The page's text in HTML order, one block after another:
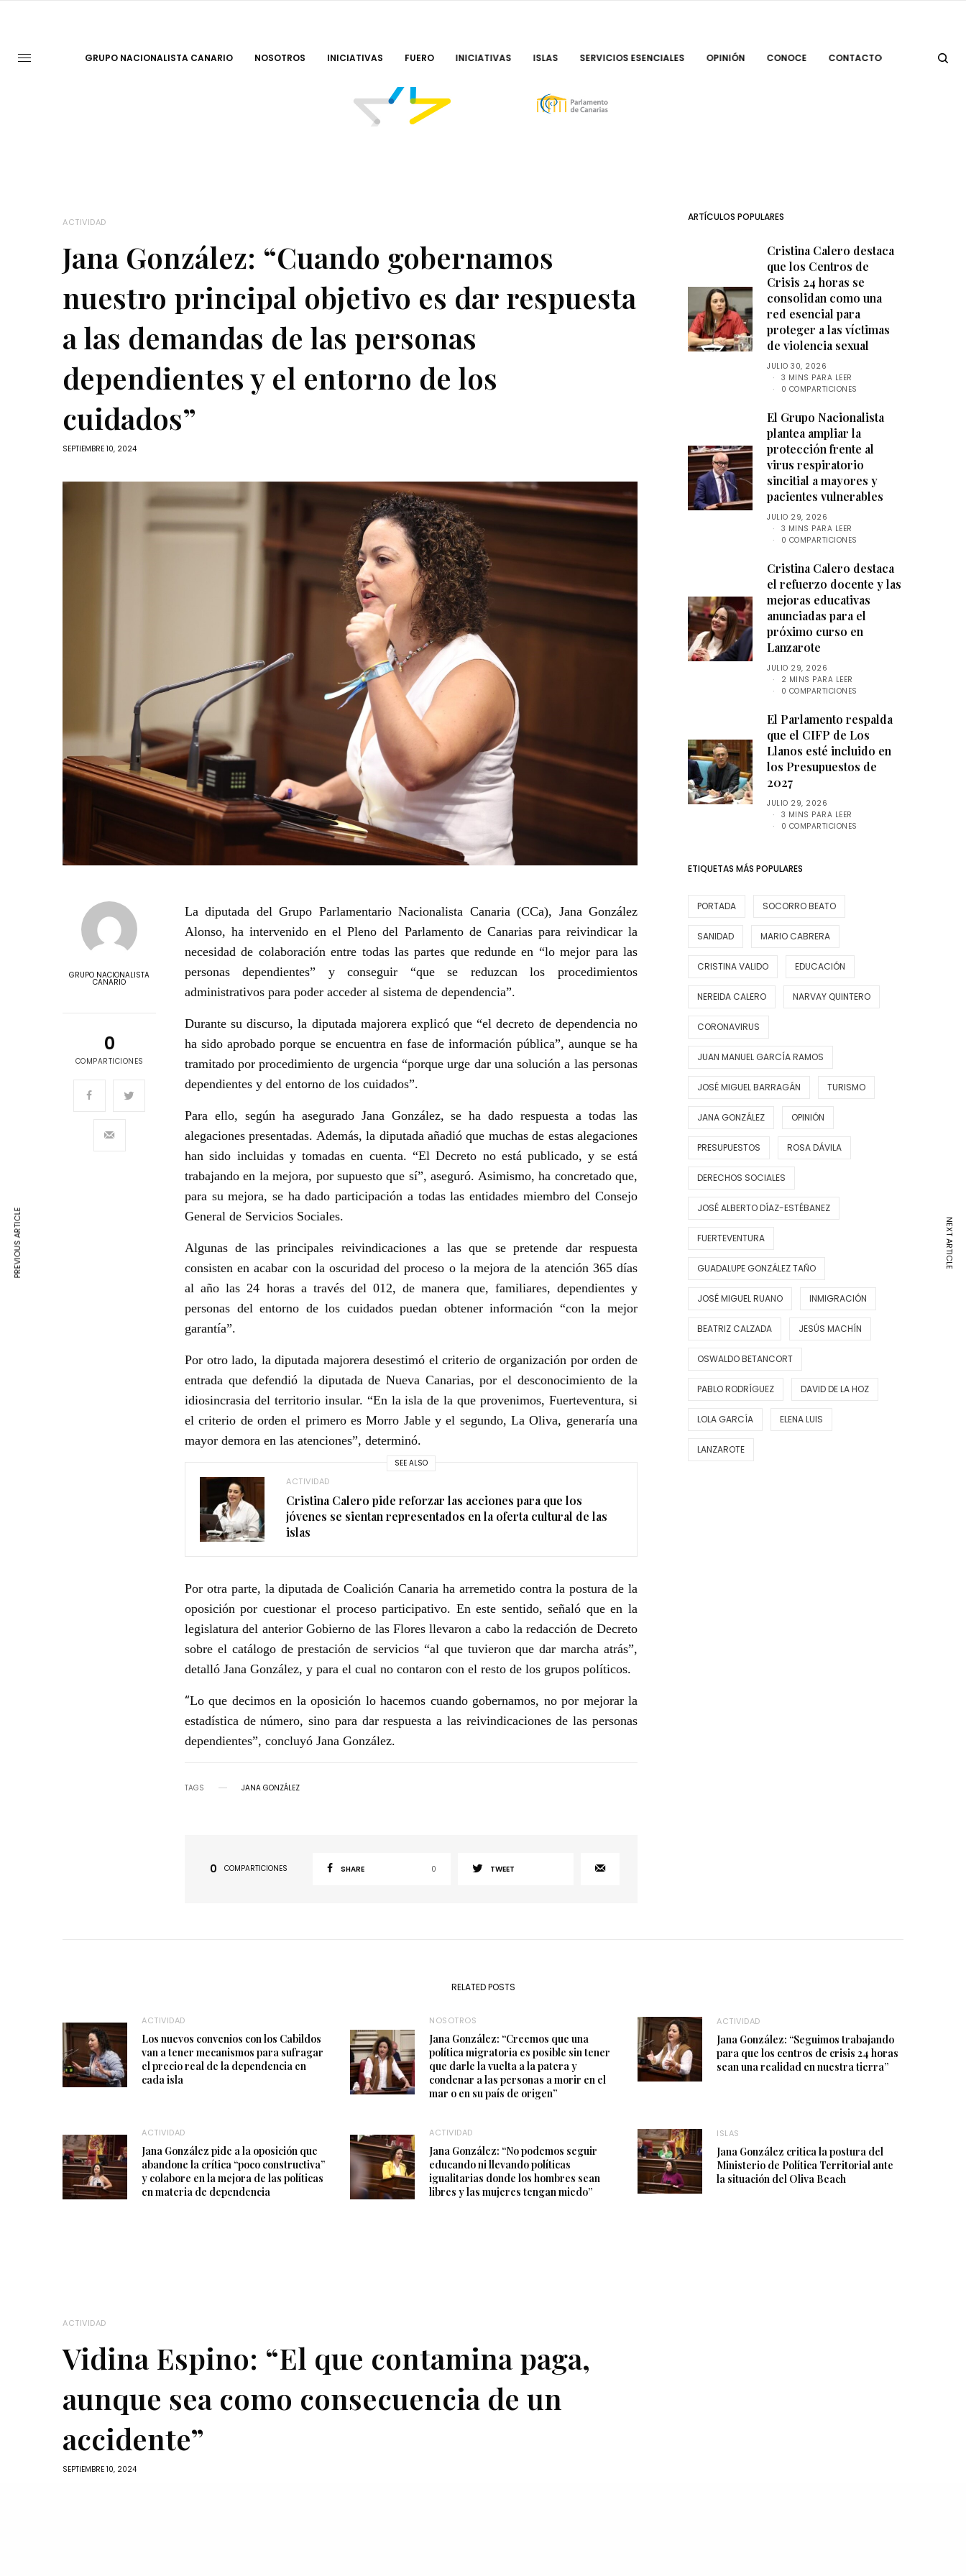
GRUPO NACIONALISTA CANARIO NOSOTROS INICIATIVAS FUERO INICIATIVAS ISLAS SERVICIOS ESENCIALES OPINIÓN CONOCE CONTACTO
ACTIVIDAD
Jana González: “Cuando gobernamos
nuestro principal objetivo es dar respuesta
a las demandas de las personas
dependientes y el entorno de los
cuidados”
SEPTIEMBRE 10, 2024
GRUPO NACIONALISTA
CANARIO
0
COMPARTICIONES
La diputada del Grupo Parlamentario Nacionalista Canaria (CCa), Jana González
Alonso, ha intervenido en el Pleno del Parlamento de Canarias para reivindicar la
necesidad de colaboración entre todas las partes que redunde en “lo mejor para las
personas dependientes” y conseguir “que se reduzcan los procedimientos
administrativos para poder acceder al sistema de dependencia”.
Durante su discurso, la diputada majorera explicó que “el decreto de dependencia no
ha sido aprobado porque se encuentra en fase de información pública”, aunque se ha
tramitado por procedimiento de urgencia “porque urge dar una solución a las personas
dependientes y del entorno de los cuidados”.
Para ello, según ha asegurado Jana González, seha dado respuesta a todas las
alegaciones presentadas. Además, la diputada añadió que muchas de estas alegaciones
han sido incluidas y tomadas en cuenta. “El Decreto no está publicado, y se está
trabajando en la mejora, por supuesto que sí”, aseguró. Asimismo, ha concretado que,
para su mejora, se ha dado participación a todas las entidades miembro del Consejo
General de Servicios Sociales.
Algunas de las principales reivindicaciones a las que se pretende dar respuesta
consisten en acabar con la oscuridad del proceso o la mejora de la atención 365 días
al año las 24 horas a través del 012, de manera que, familiares, dependientes y
personas del entorno de los cuidados puedan obtener información “con la mejor
garantía”.
Por otro lado, la diputada majorera desestimó el criterio de organización por orden de
entrada que defendió la diputada de Nueva Canarias, por el desconocimiento de la
idiosincrasia del territorio insular. “En la isla de la que provenimos, Fuerteventura, si
el criterio de orden el primero es Morro Jable y el segundo, La Oliva, generaría una
mayor demora en las atenciones”, determinó.
SEE ALSO
ACTIVIDAD
Cristina Calero pide reforzar las acciones para que los
jóvenes se sientan representados en la oferta cultural de las
islas
Por otra parte, la diputada de Coalición Canaria ha arremetido contra la postura de la
oposición por cuestionar el proceso participativo. En este sentido, señaló que en la
legislatura del anterior Gobierno de las Flores llevaron a cabo la redacción de Decreto
sobre el catálogo de prestación de servicios “al que tuvieron que dar marcha atrás”,
detalló Jana González, y para el cual no contaron con el resto de los grupos políticos.
“Lo que decimos en la oposición lo hacemos cuando gobernamos, no por mejorar la
estadística de número, sino para dar respuesta a las reivindicaciones de las personas
dependientes”, concluyó Jana González.
TAGS JANA GONZÁLEZ
0 COMPARTICIONES SHARE 0 TWEET
ARTÍCULOS POPULARES
Cristina Calero destaca
que los Centros de
Crisis 24 horas se
consolidan como una
red esencial para
proteger a las víctimas
de violencia sexual
JULIO 30, 2026
3 MINS PARA LEER
0 COMPARTICIONES
El Grupo Nacionalista
plantea ampliar la
protección frente al
virus respiratorio
sincitial a mayores y
pacientes vulnerables
JULIO 29, 2026
3 MINS PARA LEER
0 COMPARTICIONES
Cristina Calero destaca
el refuerzo docente y las
mejoras educativas
anunciadas para el
próximo curso en
Lanzarote
JULIO 29, 2026
2 MINS PARA LEER
0 COMPARTICIONES
El Parlamento respalda
que el CIFP de Los
Llanos esté incluido en
los Presupuestos de
2027
JULIO 29, 2026
3 MINS PARA LEER
0 COMPARTICIONES
ETIQUETAS MÁS POPULARES
PORTADA SOCORRO BEATO
SANIDAD MARIO CABRERA
CRISTINA VALIDO EDUCACIÓN
NEREIDA CALERO NARVAY QUINTERO
CORONAVIRUS
JUAN MANUEL GARCÍA RAMOS
JOSÉ MIGUEL BARRAGÁN TURISMO
JANA GONZÁLEZ OPINIÓN
PRESUPUESTOS ROSA DÁVILA
DERECHOS SOCIALES
JOSÉ ALBERTO DÍAZ-ESTÉBANEZ
FUERTEVENTURA
GUADALUPE GONZÁLEZ TAÑO
JOSÉ MIGUEL RUANO INMIGRACIÓN
BEATRIZ CALZADA JESÚS MACHÍN
OSWALDO BETANCORT
PABLO RODRÍGUEZ DAVID DE LA HOZ
LOLA GARCÍA ELENA LUIS
LANZAROTE
PREVIOUS ARTICLE NEXT ARTICLE
RELATED POSTS
ACTIVIDAD
Los nuevos convenios con los Cabildos
van a tener mecanismos para sufragar
el precio real de la dependencia en
cada isla
NOSOTROS
Jana González: “Creemos que una
política migratoria es posible sin tener
que darle la vuelta a la patera y
condenar a las personas a morir en el
mar o en su país de origen”
ACTIVIDAD
Jana González: “Seguimos trabajando
para que los centros de crisis 24 horas
sean una realidad en nuestra tierra”
ACTIVIDAD
Jana González pide a la oposición que
abandone la crítica “poco constructiva”
y colabore en la mejora de las políticas
en materia de dependencia
ACTIVIDAD
Jana González: “No podemos seguir
educando ni llevando políticas
igualitarias donde los hombres sean
libres y las mujeres tengan miedo”
ISLAS
Jana González critica la postura del
Ministerio de Política Territorial ante
la situación del Oliva Beach
ACTIVIDAD
Vidina Espino: “El que contamina paga,
aunque sea como consecuencia de un
accidente”
SEPTIEMBRE 10, 2024